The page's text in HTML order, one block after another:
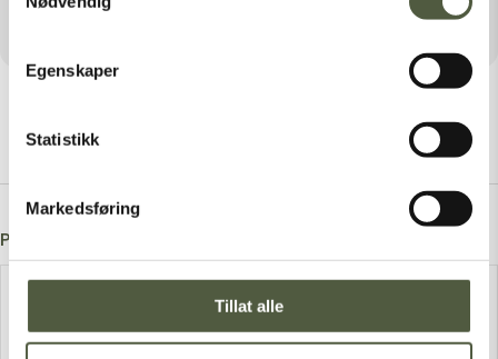
Egenskaper
Statistikk
Markedsføring
Tillat alle
Post A Comment